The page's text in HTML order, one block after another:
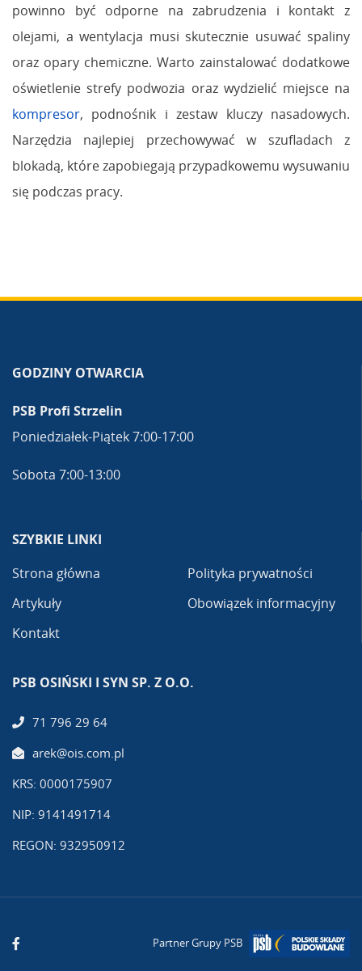
powinno być odporne na zabrudzenia i kontakt z
olejami, a wentylacja musi skutecznie usuwać spaliny
oraz opary chemiczne. Warto zainstalować dodatkowe
oświetlenie strefy podwozia oraz wydzielić miejsce na
kompresor, podnośnik i zestaw kluczy nasadowych.
Narzędzia najlepiej przechowywać w szufladach z
blokadą, które zapobiegają przypadkowemu wysuwaniu
się podczas pracy.
GODZINY OTWARCIA
PSB Profi Strzelin
Poniedziałek-Piątek 7:00-17:00
Sobota 7:00-13:00
SZYBKIE LINKI
Strona główna
Artykuły
Kontakt
Polityka prywatności
Obowiązek informacyjny
PSB OSIŃSKI I SYN SP. Z O.O.
71 796 29 64
arek@ois.com.pl
KRS: 0000175907
NIP: 9141491714
REGON: 932950912
Partner Grupy PSB